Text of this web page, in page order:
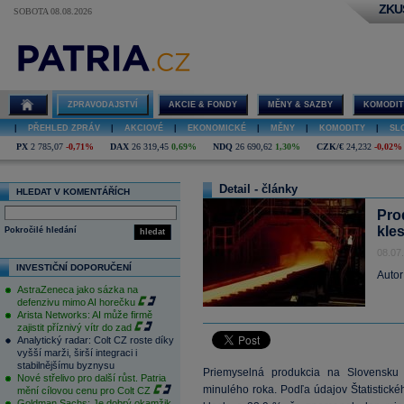
SOBOTA 08.08.2026
ZPRAVODAJSTVÍ AKCIE & FONDY MĚNY & SAZBY
PŘEHLED ZPRÁV AKCIOVÉ EKONOMICKÉ MĚNY KOMODITY
PX 2 785,07 -0,71% DAX 26 319,45 0,69% NDQ 26 690,62 1,30% CZK/€ 24,232 -0,02%
HLEDAT V KOMENTÁŘÍCH
hledat
Pokročilé hledání
INVESTIČNÍ DOPORUČENÍ
AstraZeneca jako sázka na
defenzivu mimo AI horečku
Arista Networks: AI může firmě
zajistit příznivý vítr do zad
Analytický radar: Colt CZ roste díky
vyšší marži, širší integraci i
stabilnějšímu byznysu
Nové střelivo pro další růst. Patria
mění cílovou cenu pro Colt CZ
Detail - články
Priemyselná produkcia na
minulého roka. Podľa údajov